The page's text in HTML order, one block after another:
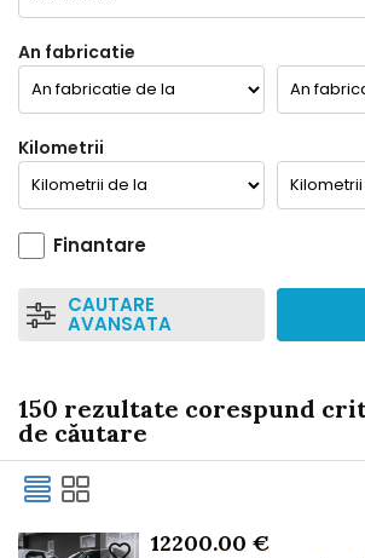
An fabricatie
Kilometrii
Finantare
CAUTARE
AVANSATA
150 rezultate corespund
de căutare
12200.00 €